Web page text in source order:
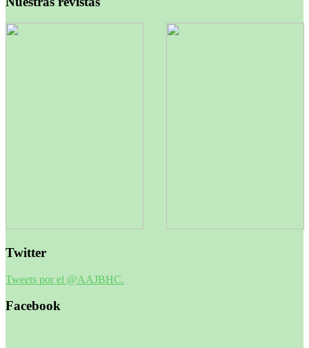
Twitter
Tweets por el @AAJBHC.
Facebook